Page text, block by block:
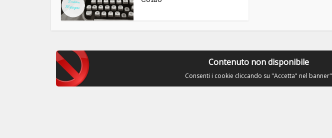
Contenuto non disponibile
Consenti i cookie cliccando su "Accetta" nel banner"